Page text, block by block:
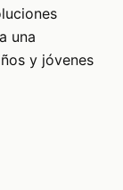
una
y jóvenes